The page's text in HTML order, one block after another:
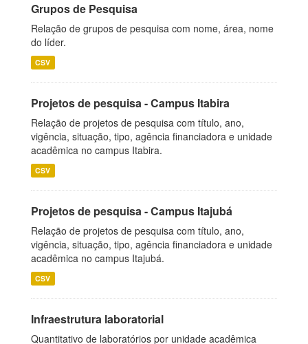
Grupos de Pesquisa
Relação de grupos de pesquisa com nome, área, nome
do líder.
CSV
Projetos de pesquisa - Campus Itabira
Relação de projetos de pesquisa com título, ano,
vigência, situação, tipo, agência financiadora e unidade
acadêmica no campus Itabira.
CSV
Projetos de pesquisa - Campus Itajubá
Relação de projetos de pesquisa com título, ano,
vigência, situação, tipo, agência financiadora e unidade
acadêmica no campus Itajubá.
CSV
Infraestrutura laboratorial
Quantitativo de laboratórios por unidade acadêmica